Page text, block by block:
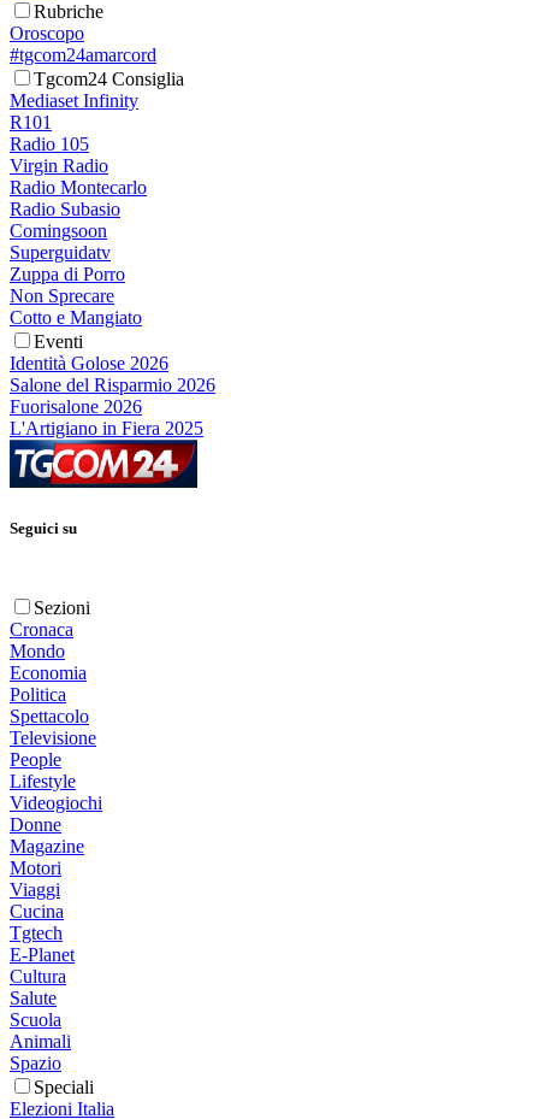
Rubriche
Oroscopo
#tgcom24amarcord
Tgcom24 Consiglia
Mediaset Infinity
R101
Radio 105
Virgin Radio
Radio Montecarlo
Radio Subasio
Comingsoon
Superguidatv
Zuppa di Porro
Non Sprecare
Cotto e Mangiato
Eventi
Identità Golose 2026
Salone del Risparmio 2026
Fuorisalone 2026
L'Artigiano in Fiera 2025
Seguici su
Sezioni
Cronaca
Mondo
Economia
Politica
Spettacolo
Televisione
People
Lifestyle
Videogiochi
Donne
Magazine
Motori
Viaggi
Cucina
Tgtech
E-Planet
Cultura
Salute
Scuola
Animali
Spazio
Speciali
Elezioni Italia